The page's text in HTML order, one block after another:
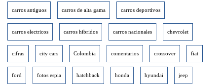
carros antiguos carros de alta gama carros deportivos
carros electricos carros hibridos carros nacionales chevrolet
cifras city cars Colombia comentarios crossover fiat
ford fotos espia hatchback honda hyundai jeep